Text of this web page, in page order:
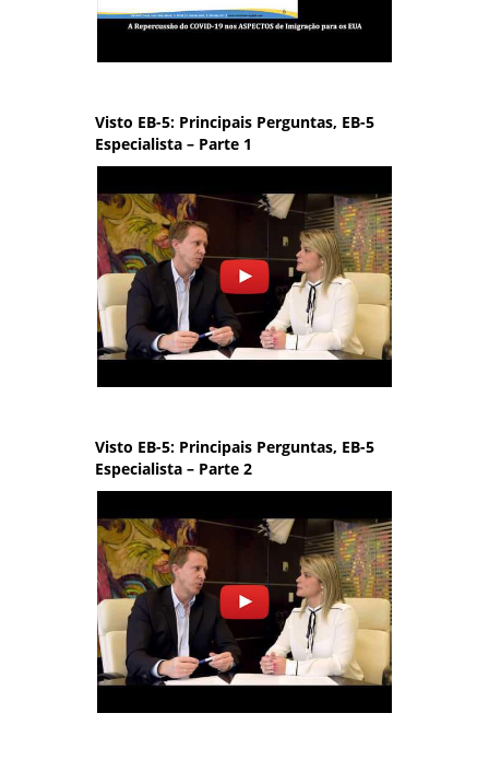
Visto EB-5: Principais Perguntas, EB-5
Especialista – Parte 1
Visto EB-5: Principais Perguntas, EB-5
Especialista – Parte 2